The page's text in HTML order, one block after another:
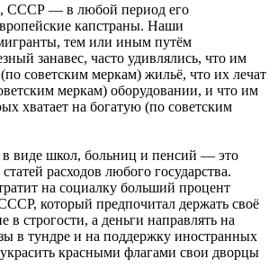
СССР — в любой период его
капстраны. Наши
тем или иным путём
занавес, часто удивлялись, что им
советским меркам) жильё, что их лечат
меркам) оборудовании, и что им
хватает на богатую (по советским
виде школ, больниц и пенсий — это
расходов любого государства.
на социалку больший процент
который предпочитал держать своё
в строгости, а деньги направлять на
в тундре и на поддержку иностранных
красными флагами свои дворцы